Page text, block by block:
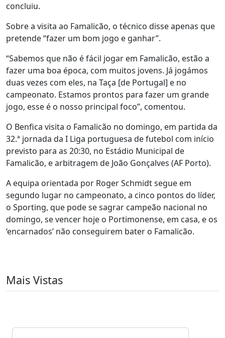
concluiu.
Sobre a visita ao Famalicão, o técnico disse apenas que
pretende “fazer um bom jogo e ganhar”.
“Sabemos que não é fácil jogar em Famalicão, estão a
fazer uma boa época, com muitos jovens. Já jogámos
duas vezes com eles, na Taça [de Portugal] e no
campeonato. Estamos prontos para fazer um grande
jogo, esse é o nosso principal foco”, comentou.
O Benfica visita o Famalicão no domingo, em partida da
32.ª jornada da I Liga portuguesa de futebol com início
previsto para as 20:30, no Estádio Municipal de
Famalicão, e arbitragem de João Gonçalves (AF Porto).
A equipa orientada por Roger Schmidt segue em
segundo lugar no campeonato, a cinco pontos do líder,
o Sporting, que pode se sagrar campeão nacional no
domingo, se vencer hoje o Portimonense, em casa, e os
‘encarnados’ não conseguirem bater o Famalicão.
Mais Vistas